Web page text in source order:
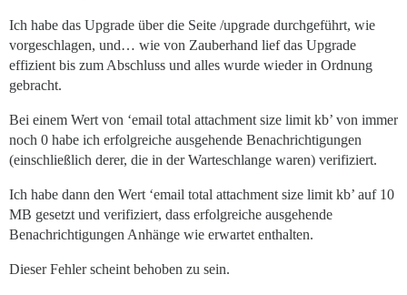
Ich habe das Upgrade über die Seite /upgrade durchgeführt, wie
vorgeschlagen, und… wie von Zauberhand lief das Upgrade
effizient bis zum Abschluss und alles wurde wieder in Ordnung
gebracht.
Bei einem Wert von ‘email total attachment size limit kb’ von immer
noch 0 habe ich erfolgreiche ausgehende Benachrichtigungen
(einschließlich derer, die in der Warteschlange waren) verifiziert.
Ich habe dann den Wert ‘email total attachment size limit kb’ auf 10
MB gesetzt und verifiziert, dass erfolgreiche ausgehende
Benachrichtigungen Anhänge wie erwartet enthalten.
Dieser Fehler scheint behoben zu sein.